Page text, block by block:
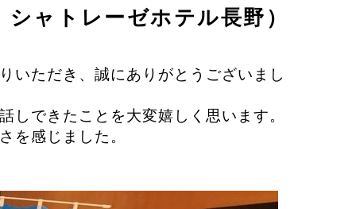
ャトレーゼホテル長野）
いただき、誠にありがとうございまし
できたことを大変嬉しく思います。
を感じました。